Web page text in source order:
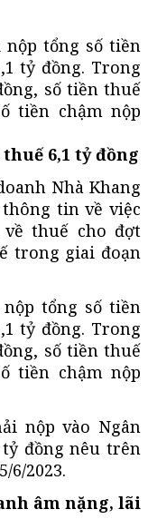
nộp tổng số tiền
tỷ đồng. Trong
số tiền thuế
tiền chậm nộp
6,1 tỷ đồng
Nhà Khang
thông tin về việc
thuế cho đợt
trong giai đoạn
tổng số tiền
tỷ đồng. Trong
số tiền thuế
tiền chậm nộp
nộp vào Ngân
đồng nêu trên
6/2023.
âm nặng, lãi